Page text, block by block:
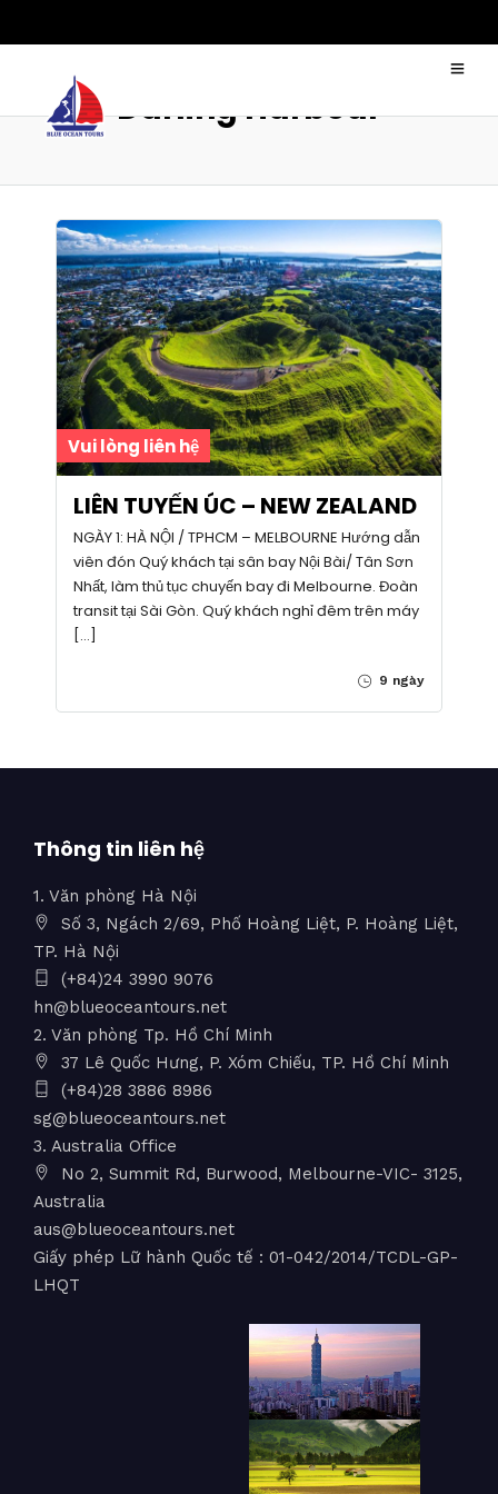
Darling Harbour
Vui lòng liên hệ
LIÊN TUYẾN ÚC – NEW ZEALAND
NGÀY 1: HÀ NỘI / TPHCM – MELBOURNE Hướng dẫn
viên đón Quý khách tại sân bay Nội Bài/ Tân Sơn
Nhất, làm thủ tục chuyến bay đi Melbourne. Đoàn
transit tại Sài Gòn. Quý khách nghỉ đêm trên máy
[…]
9 ngày
Thông tin liên hệ
1. Văn phòng Hà Nội
Số 3, Ngách 2/69, Phố Hoàng Liệt, P. Hoàng Liệt,
TP. Hà Nội
(+84)24 3990 9076
hn@blueoceantours.net
2. Văn phòng Tp. Hồ Chí Minh
37 Lê Quốc Hưng, P. Xóm Chiếu, TP. Hồ Chí Minh
(+84)28 3886 8986
sg@blueoceantours.net
3. Australia Office
No 2, Summit Rd, Burwood, Melbourne-VIC- 3125,
Australia
aus@blueoceantours.net
Giấy phép Lữ hành Quốc tế : 01-042/2014/TCDL-GP-
LHQT